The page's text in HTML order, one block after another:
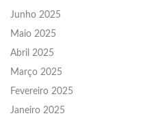
Junho 2025
Maio 2025
Abril 2025
Março 2025
Fevereiro 2025
Janeiro 2025